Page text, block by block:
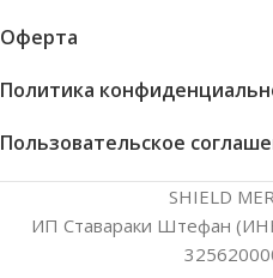
Оферта
Политика
Пользовательское
SHIELD
ИП Ставараки Штефан